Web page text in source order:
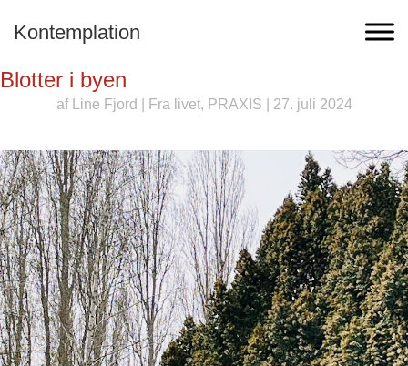
Kontemplation
Blotter i byen
af Line Fjord Fra livet, PRAXIS | 27. juli 2024